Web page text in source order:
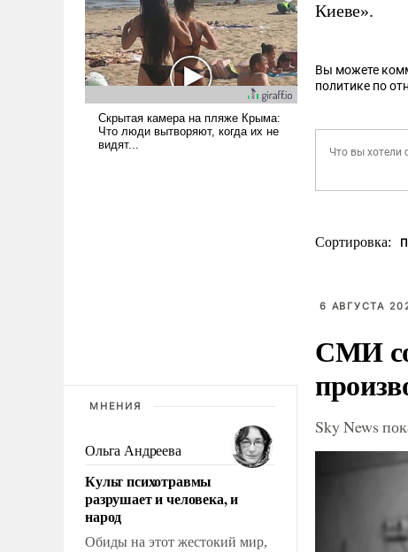
МНЕНИЯ
Ольга Андреева
Культ психотравмы
разрушает и человека, и
народ
Обиды на этот жестокий мир,
Киеве».
Вы можете
политике по
Сортировка:
6 АВГУСТА
СМИ
Sky News